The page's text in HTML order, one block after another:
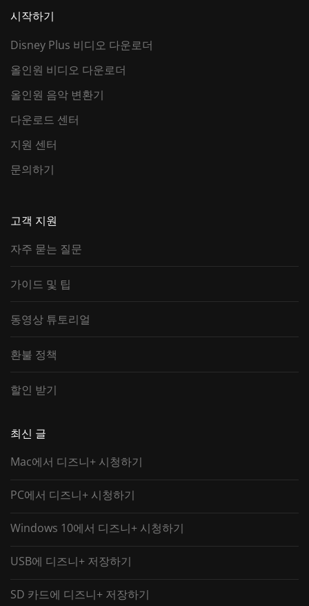
시작하기
Disney Plus 비디오 다운로더
올인원 비디오 다운로더
올인원 음악 변환기
다운로드 센터
지원 센터
문의하기
고객 지원
자주 묻는 질문
가이드 및 팁
동영상 튜토리얼
환불 정책
할인 받기
최신 글
Mac에서 디즈니+ 시청하기
PC에서 디즈니+ 시청하기
Windows 10에서 디즈니+ 시청하기
USB에 디즈니+ 저장하기
SD 카드에 디즈니+ 저장하기